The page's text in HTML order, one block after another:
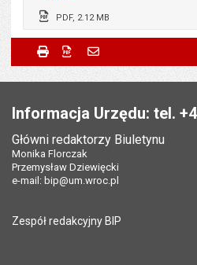
PDF, 2.12 MB
Odpowiedzialny za treść:
Data wytworzenia:
Opublikował w BIP:
Data opublikowania:
Metryczka
Odpowiedzialny za treść:
Opublikował w BIP:
Data opublikowania:
Ostatnio zaktualizował:
Liczba wyświetleń:
Powiadom znajomego
Powiadom znajomego
Twój adres e-mail Pole
Tytuł e-mailaPole wymagane
*
Adres e-mail znajomego
Drukuj Zapisz do PDF
Informacja Urzędu: tel.
Główni redaktorzy Biuletynu
Monika Florczak
Przemysław Dziewięcki
e-mail: bip@um.wroc.pl
Zespół redakcyjny BIP